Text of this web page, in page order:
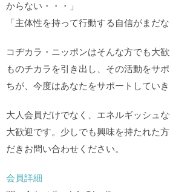
からない・・・」
「主体性を持って行動する自信がまだな
コヂカラ・ニッポンはそんな方でも大
ものチカラを引き出し、その活動をサ
ちが、今度はあなたをサポートしていき
大人会員だけでなく、エネルギッシュ
大歓迎です。少しでも興味を持たれた
だきお問い合わせください。
会員詳細